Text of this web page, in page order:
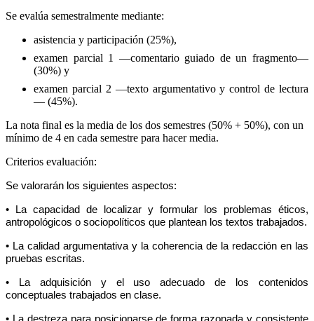
Se evalúa semestralmente mediante:
asistencia y participación (25%),
examen parcial 1 —comentario guiado de un fragmento—
(30%) y
examen parcial 2 —texto argumentativo y control de lectura
— (45%).
La nota final es la media de los dos semestres (50% + 50%), con un
mínimo de 4 en cada semestre para hacer media.
Criterios evaluación:
Se valorarán los siguientes aspectos:
• La capacidad de localizar y formular los problemas éticos,
antropológicos o sociopolíticos que plantean los textos trabajados.
• La calidad argumentativa y la coherencia de la redacción en las
pruebas escritas.
• La adquisición y el uso adecuado de los contenidos
conceptuales trabajados en clase.
• La destreza para posicionarse de forma razonada y consistente